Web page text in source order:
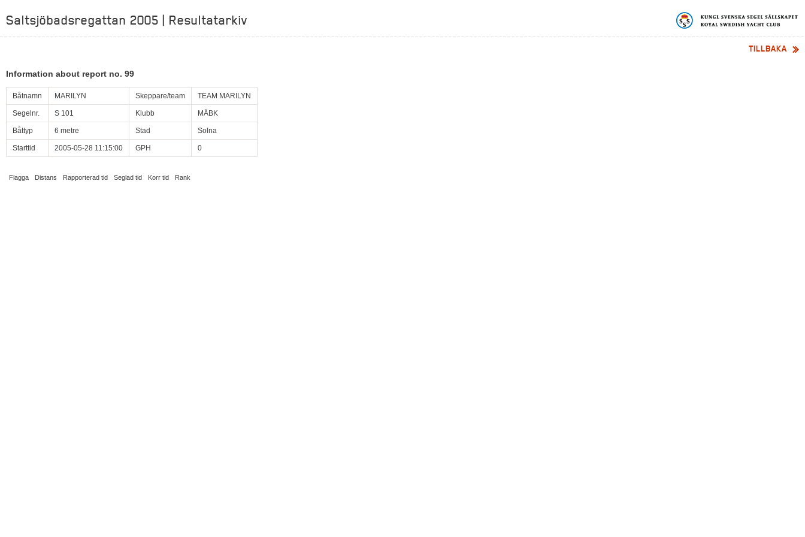
Saltsjöbadsregattan 2005 | Resultatarkiv
TILLBAKA
Information about report no. 99
Båtnamn MARILYN Skeppare/team TEAM MARILYN
Segelnr. S 101 Klubb MÄBK
Båttyp 6 metre Stad Solna
Starttid 2005-05-28 11:15:00 GPH 0
Flagga Distans Rapporterad tid Seglad tid Korr tid Rank